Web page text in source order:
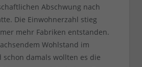
Abschwung nach
Die Einwohnerzahl stieg
mehr Fabriken entstanden.
Wohlstand im
schon damals wollten es die